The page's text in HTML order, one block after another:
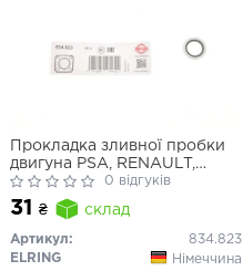
Прокладка зливної пробки
двигуна PSA, RENAULT,
VOLVO 16.7X24X1.5
0 відгуків
31 ₴ склад
Артикул:
834.823
ELRING
Німеччина